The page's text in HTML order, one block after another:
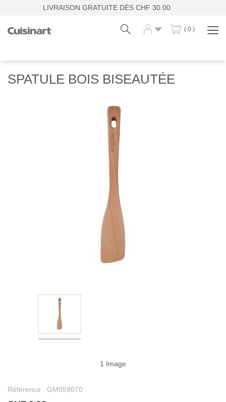
LIVRAISON GRATUITE DÈS CHF 30.00
( 0 )
SPATULE BOIS BISEAUTÉE
1 Image
Référence : GM059070